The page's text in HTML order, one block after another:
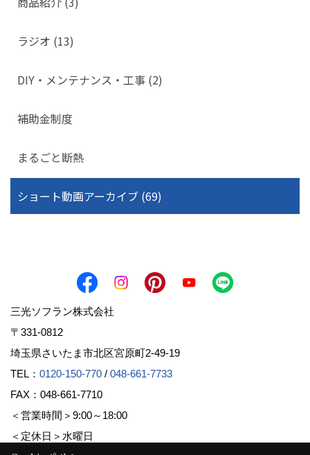
ラジオ (13)
DIY・メンテナンス・工事 (2)
補助金制度
まるごと断熱
ショート動画アーカイブ (69)
三光ソフラン株式会社
〒331-0812
埼玉県さいたま市北区宮原町2-49-19
TEL： 0120-150-770 / 048-661-7733
FAX：048-661-7710
＜営業時間＞9:00～18:00
＜定休日＞水曜日